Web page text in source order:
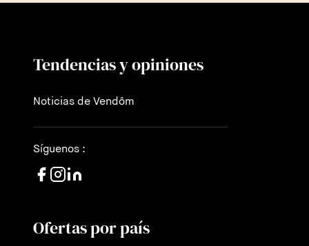
Tendencias y opiniones
Noticias de Vendôm
Síguenos :
Ofertas por país